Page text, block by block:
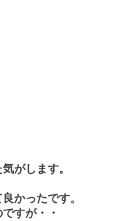
がします。
かったです。
すが・・